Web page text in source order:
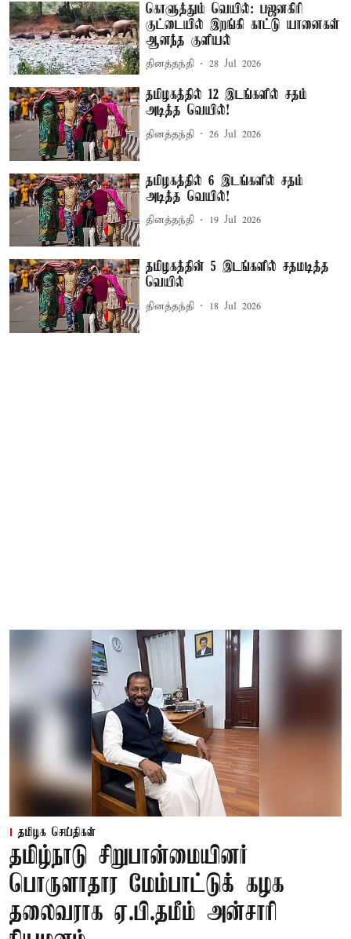
கொளுத்தும் வெயில்: பஜனகிரி
குட்டையில் இறங்கி காட்டு யானைகள்
ஆனந்த குளியல்
தினத்தந்தி 28 Jul 2026
தமிழகத்தில் 12 இடங்களில் சதம்
அடித்த வெயில்!
தினத்தந்தி 26 Jul 2026
தமிழகத்தில் 6 இடங்களில் சதம்
அடித்த வெயில்!
தினத்தந்தி 19 Jul 2026
தமிழகத்தின் 5 இடங்களில் சதமடித்த
வெயில்
தினத்தந்தி 18 Jul 2026
தமிழக செய்திகள்
தமிழ்நாடு சிறுபான்மையினர்
பொருளாதார மேம்பாட்டுக் கழக
தலைவராக ஏ.பி.தமீம் அன்சாரி